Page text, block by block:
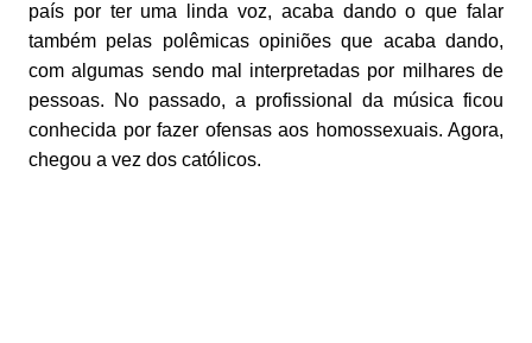
país por ter uma linda voz, acaba dando o que falar
também pelas polêmicas opiniões que acaba dando,
com algumas sendo mal interpretadas por milhares de
pessoas. No passado, a profissional da música ficou
conhecida por fazer ofensas aos homossexuais. Agora,
chegou a vez dos católicos.